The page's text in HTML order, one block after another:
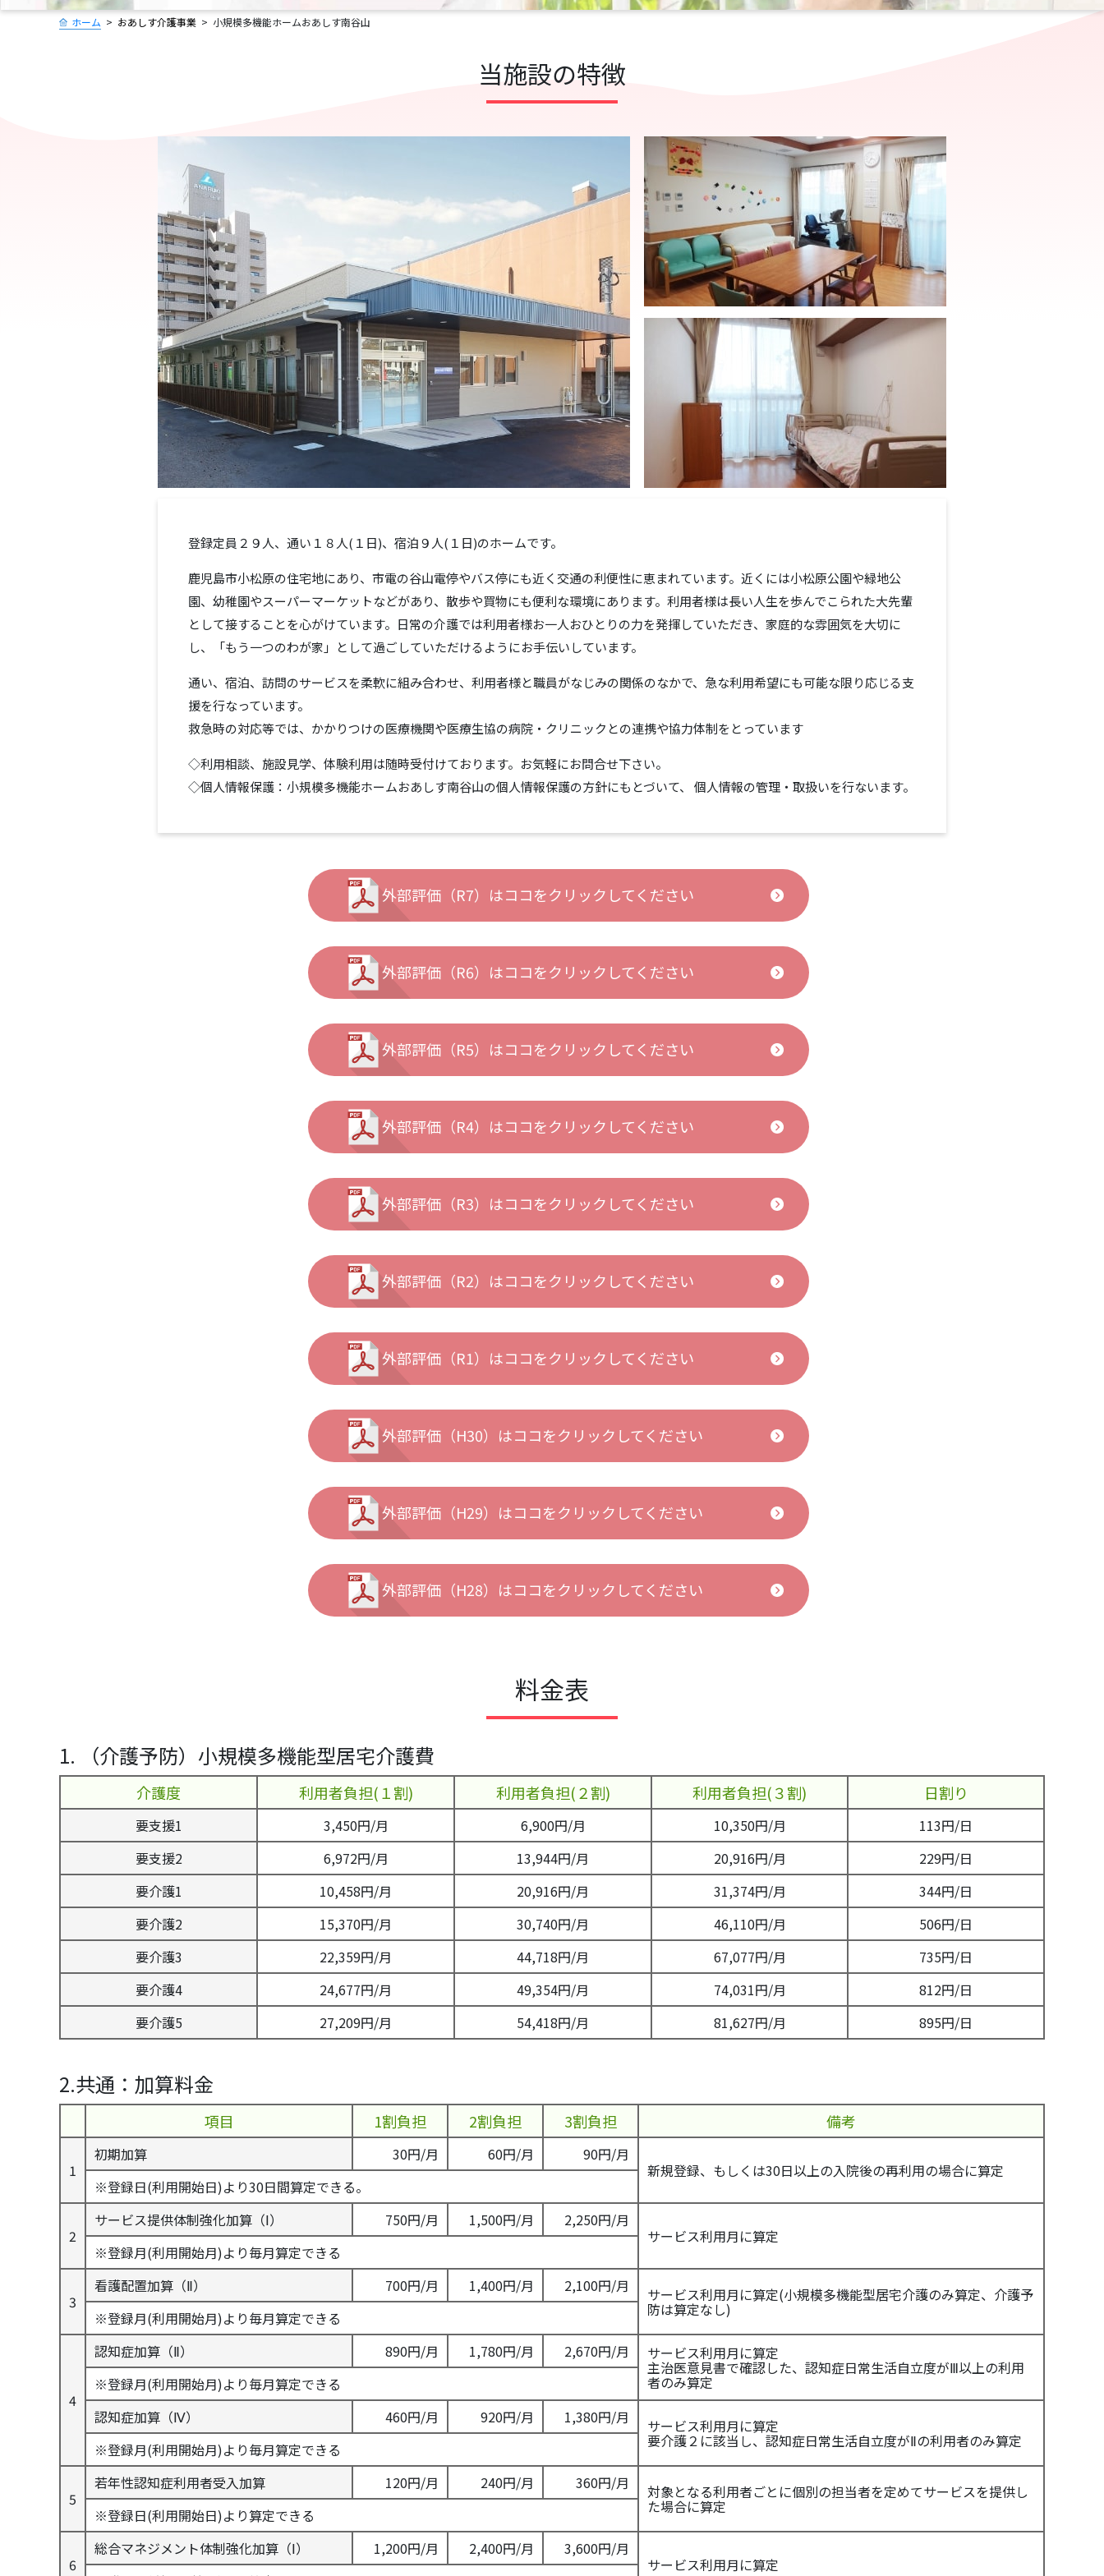
ホーム おあしす介護事業 小規模多機能ホームおあしす南谷山
当施設の特徴
登録定員２９人、通い１８人(１日)、宿泊９人(１日)のホームです。
鹿児島市小松原の住宅地にあり、市電の谷山電停やバス停にも近く交通の利便性に恵まれています。近くには小松原公園や緑地公
園、幼稚園やスーパーマーケットなどがあり、散歩や買物にも便利な環境にあります。利用者様は長い人生を歩んでこられた大先輩
として接することを心がけています。日常の介護では利用者様お一人おひとりの力を発揮していただき、家庭的な雰囲気を大切に
し、「もう一つのわが家」として過ごしていただけるようにお手伝いしています。
通い、宿泊、訪問のサービスを柔軟に組み合わせ、利用者様と職員がなじみの関係のなかで、急な利用希望にも可能な限り応じる支
援を行なっています。
救急時の対応等では、かかりつけの医療機関や医療生協の病院・クリニックとの連携や協力体制をとっています
◇利用相談、施設見学、体験利用は随時受付けております。お気軽にお問合せ下さい。
◇個人情報保護：小規模多機能ホームおあしす南谷山の個人情報保護の方針にもとづいて、 個人情報の管理・取扱いを行ないます。
外部評価（R7）はココをクリックしてください
外部評価（R6）はココをクリックしてください
外部評価（R5）はココをクリックしてください
外部評価（R4）はココをクリックしてください
外部評価（R3）はココをクリックしてください
外部評価（R2）はココをクリックしてください
外部評価（R1）はココをクリックしてください
外部評価（H30）はココをクリックしてください
外部評価（H29）はココをクリックしてください
外部評価（H28）はココをクリックしてください
料金表
1. （介護予防）小規模多機能型居宅介護費
介護度 利用者負担(１割) 利用者負担(２割) 利用者負担(３割) 日割り
要支援1 3,450円/月 6,900円/月 10,350円/月
113円/日
要支援2
6,972円/月 13,944円/月 20,916円/月
229円/日
要介護1
10,458円/月 20,916円/月 31,374円/月
344円/日
要介護2
15,370円/月 30,740円/月 46,110円/月
506円/日
要介護3
22,359円/月 44,718円/月 67,077円/月
735円/日
要介護4
24,677円/月 49,354円/月 74,031円/月
812円/日
要介護5
27,209円/月 54,418円/月 81,627円/月 895円/日
2.共通：加算料金
項目 1割負担 2割負担 3割負担 備考
1
初期加算 30円/月 60円/月
90円/月
新規登録、もしくは30日以上の入院後の再利用の場合に算定
※登録日(利用開始日)より30日間算定できる。
2
サービス提供体制強化加算（Ⅰ） 750円/月 1,500円/月
2,250円/月
サービス利用月に算定
※登録月(利用開始月)より毎月算定できる
3
看護配置加算（Ⅱ） 700円/月 1,400円/月 2,100円/月 サービス利用月に算定(小規模多機能型居宅介護のみ算定、介護予
防は算定なし)
※登録月(利用開始月)より毎月算定できる
4
認知症加算（Ⅱ） 890円/月 1,780円/月 2,670円/月 サービス利用月に算定
主治医意見書で確認した、認知症日常生活自立度がⅢ以上の利用
者のみ算定
※登録月(利用開始月)より毎月算定できる
認知症加算（Ⅳ）
460円/月 920円/月 1,380円/月 サービス利用月に算定
要介護２に該当し、認知症日常生活自立度がⅡの利用者のみ算定
※登録月(利用開始月)より毎月算定できる
5
若年性認知症利用者受入加算 120円/月 240円/月 360円/月 対象となる利用者ごとに個別の担当者を定めてサービスを提供し
た場合に算定
※登録日(利用開始日)より算定できる
6
総合マネジメント体制強化加算（Ⅰ） 1,200円/月 2,400円/月
3,600円/月
サービス利用月に算定